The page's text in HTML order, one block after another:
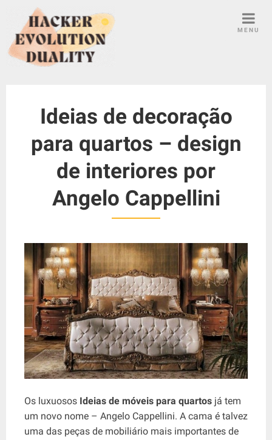
MENU
Ideias de decoração
para quartos – design
de interiores por
Angelo Cappellini
Os luxuosos Ideias de móveis para quartos já tem
um novo nome – Angelo Cappellini. A cama é talvez
uma das peças de mobiliário mais importantes de